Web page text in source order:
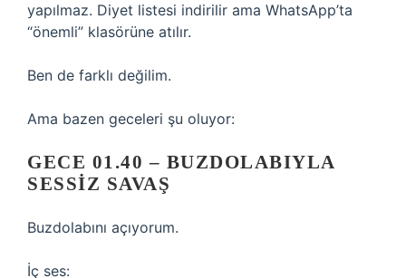
yapılmaz. Diyet listesi indirilir ama WhatsApp’ta
“önemli” klasörüne atılır.
Ben de farklı değilim.
Ama bazen geceleri şu oluyor:
GECE 01.40 – BUZDOLABIYLA
SESSIZ SAVAŞ
Buzdolabını açıyorum.
İç ses: